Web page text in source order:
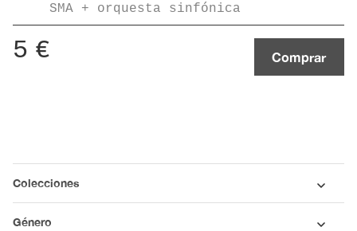
SMA + orquesta sinfónica
5 € Comprar
Colecciones
Género